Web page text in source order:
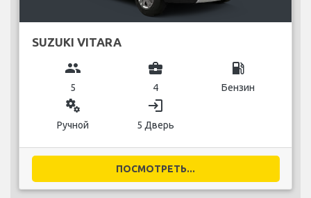
SUZUKI VITARA
group
5
business_center
4
local_gas_station
Бензин
miscellaneous_services
Ручной
login
5 Дверь
ПОСМОТРЕТЬ...